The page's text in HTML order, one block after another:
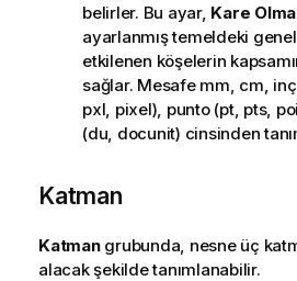
belirler. Bu ayar, Kare
ayarlanmış temeldeki
etkilenen köşelerin
sağlar. Mesafe mm, cm,
pxl, pixel), punto (pt, pts,
(du, docunit) cinsinden
Katman
Katmangrubunda, nesne üç
alacak şekilde tanımlanabilir.